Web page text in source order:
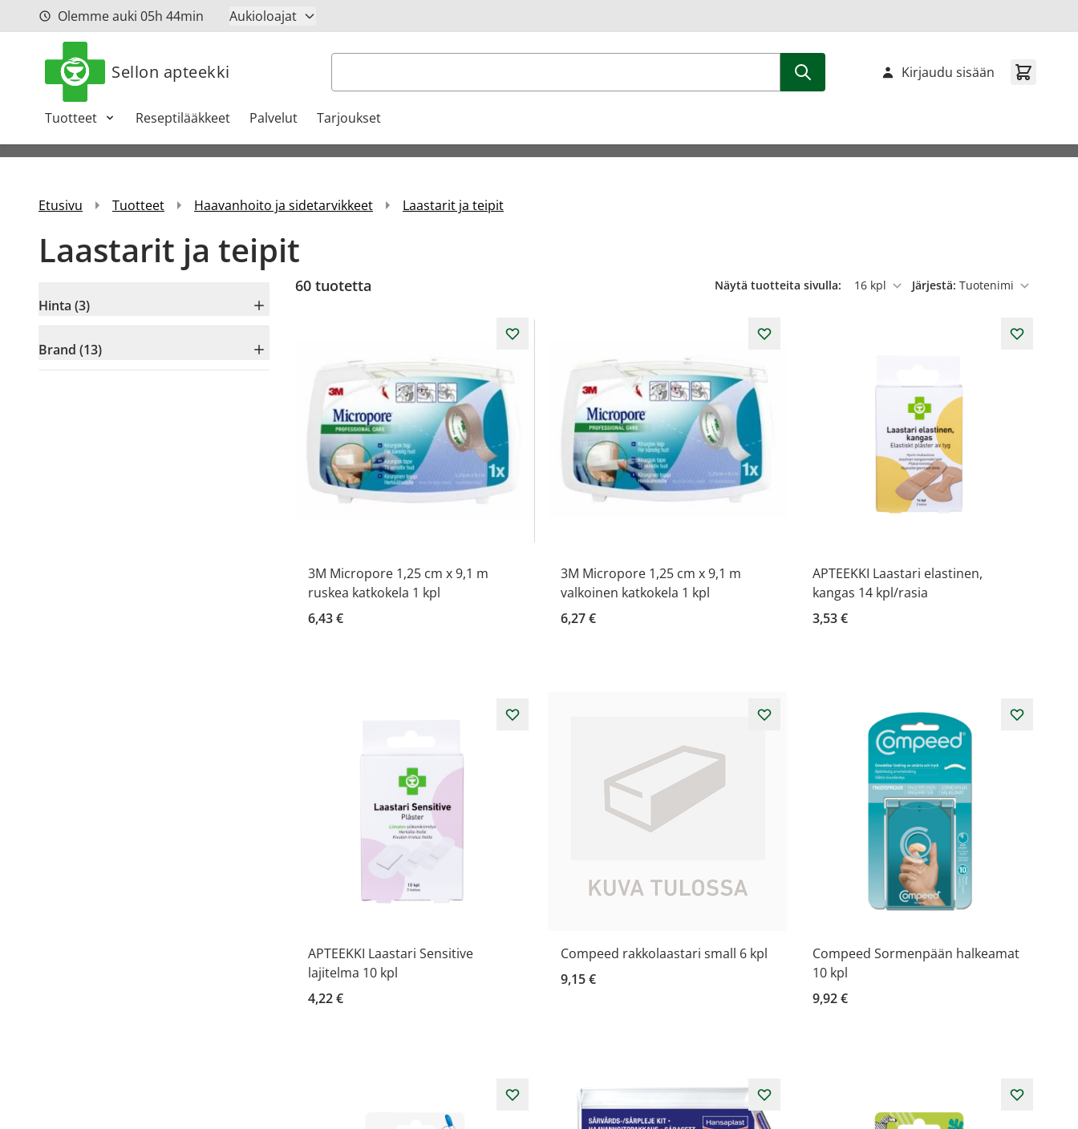
Siirry sisältöönOlemme auki 05h 44min Aukioloajat
Sellon apteekki Haku
Tuotteet Reseptilääkkeet Palvelut Tarjoukset
Kirjaudu sisään
Etusivu Tuotteet Haavanhoito ja sidetarvikkeet Laastarit ja teipit
Laastarit ja teipit
Hinta (3)
Brand (13)
60 tuotetta Näytä tuotteita sivulla:
per sivu
Järjestä:
3M Micropore 1,25 cm x 9,1 m
ruskea katkokela 1 kpl
6,43 €
3M Micropore 1,25 cm x 9,1 m
valkoinen katkokela 1 kpl
6,27 €
APTEEKKI Laastari elastinen,
kangas 14 kpl/rasia
3,53 €
APTEEKKI Laastari Sensitive
lajitelma 10 kpl
4,22 €
Compeed rakkolaastari small 6 kpl
9,15 €
Compeed Sormenpään halkeamat
10 kpl
9,92 €